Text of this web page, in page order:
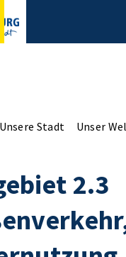
Unsere Stadt Unser
2.3